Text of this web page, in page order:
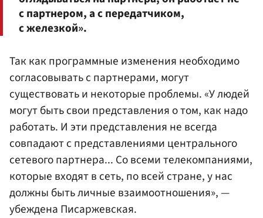
с партнером, а с передатчиком,
с железкой».
Так как программные изменения необходимо
согласовывать с партнерами, могут
существовать и некоторые проблемы. «У людей
могут быть свои представления о том, как надо
работать. И эти представления не всегда
совпадают с представлениями центрального
сетевого партнера... Со всеми телекомпаниями,
которые входят в сеть, по всей стране, у нас
должны быть личные взаимоотношения», —
убеждена Писаржевская.